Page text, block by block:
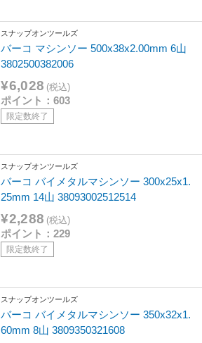
スナップオンツールズ
バーコ マシンソー 500x38x2.00mm 6山
3802500382006
¥6,028 (税込)
ポイント：603
限定数終了
スナップオンツールズ
バーコ バイメタルマシンソー 300x25x1.
25mm 14山 38093002512514
¥2,288 (税込)
ポイント：229
限定数終了
スナップオンツールズ
バーコ バイメタルマシンソー 350x32x1.
60mm 8山 3809350321608